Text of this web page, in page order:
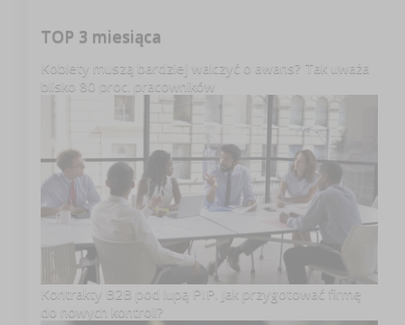
TOP 3 miesiąca
Kobiety muszą bardziej walczyć o awans? Tak uważa
blisko 80 proc. pracowników
Kontrakty B2B pod lupą PIP. Jak przygotować firmę
do nowych kontroli?